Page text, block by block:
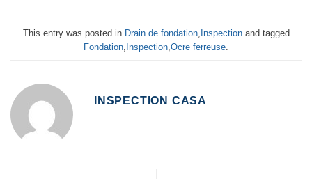
This entry was posted in Drain de fondation, Inspectionand tagged
Fondation, Inspection,Ocre ferreuse.
INSPECTION CASA